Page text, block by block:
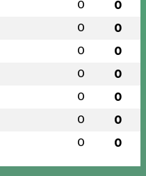
0 0
0 0
0 0
0 0
0 0
0 0
0 0